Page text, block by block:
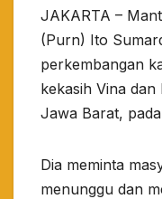
JAKARTA –
(Purn) Ito
perkembangan
kekasih Vina dan
Jawa Barat,
Dia meminta
menunggu dan